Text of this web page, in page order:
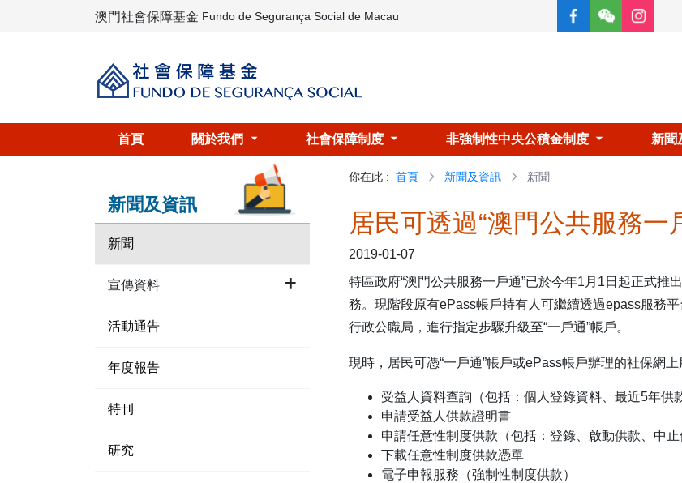
澳門社會保障基金 Fundo de Segurança Social de Macau
首頁 關於我們 社會保障制度 非強制性中央公積金制度 新聞
新聞及資訊
新聞
宣傳資料
活動通告
年度報告
特刊
研究
你在此 : 首頁 新聞及資訊 新聞
居民可透過“澳門公共服務一
2019-01-07
特區政府“澳門公共服務一戶通”已於今年1月1日起正式推
務。現階段原有ePass帳戶持有人可繼續透過epass服務
行政公職局，進行指定步驟升級至“一戶通”帳戶。
現時，居民可憑“一戶通”帳戶或ePass帳戶辦理的社保網上
受益人資料查詢（包括：個人登錄資料、最近5年供
申請受益人供款證明書
申請任意性制度供款（包括：登錄、啟動供款、中止
下載任意性制度供款憑單
電子申報服務（強制性制度供款）